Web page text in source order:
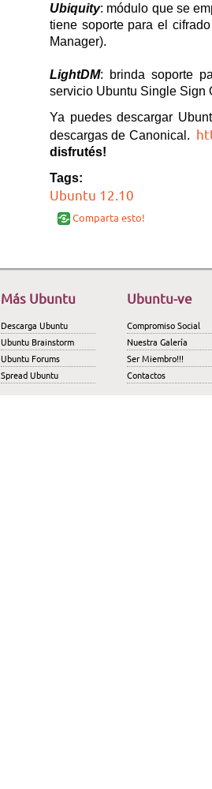
Ubiquity: módulo que se
tiene soporte para el
Manager).
LightDM: brinda soporte
servicio Ubuntu Single Sign
Ya puedes descargar
descargas de Canonical.
disfrutés!
Tags:
Ubuntu 12.10
Comparta esto!
Más Ubuntu
Descarga Ubuntu
Ubuntu Brainstorm
Ubuntu Forums
Spread Ubuntu
Ubuntu-ve
Compromiso Social
Nuestra Galería
Ser Miembro!!!
Contactos